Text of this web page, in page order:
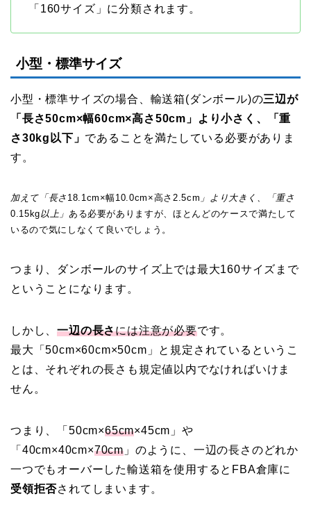
「160サイズ」に分類されます。
小型・標準サイズ
小型・標準サイズの場合、輸送箱(ダンボール)の三辺が
「長さ50cm×幅60cm×高さ50cm」より小さく、「重
さ30kg以下」 であることを満たしている必要がありま
す。
加えて「長さ 18.1cm×幅10.0cm×高さ2.5cm 」より大きく、「重さ
0.15kg以上」 ある必要がありますが、ほとんどのケースで満たして
いるので気にしなくて良いでしょう。
つまり、ダンボールのサイズ上では最大160サイズまで
ということになります。
しかし、一辺の長さには注意が必要です。
最大「50cm×60cm×50cm」と規定されているというこ
とは、それぞれの長さも規定値以内でなければいけま
せん。
つまり、「50cm×65cm×45cm」や
「40cm×40cm×70cm 」のように、一辺の長さのどれか
一つでもオーバーした輸送箱を使用するとFBA倉庫に
受領拒否されてしまいます。